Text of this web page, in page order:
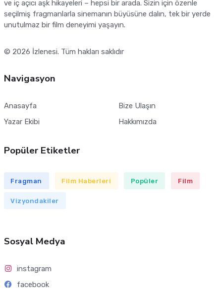
ve iç açıcı aşk hikayeleri – hepsi bir arada. Sizin için özenle
seçilmiş fragmanlarla sinemanın büyüsüne dalın, tek bir yerde
unutulmaz bir film deneyimi yaşayın.
© 2026 İzlenesi. Tüm hakları saklıdır
Navigasyon
Anasayfa
Yazar Ekibi
Bize Ulaşın
Hakkımızda
Popüler Etiketler
Fragman Film Haberleri Popüler Film
Vizyondakiler
Sosyal Medya
instagram
facebook